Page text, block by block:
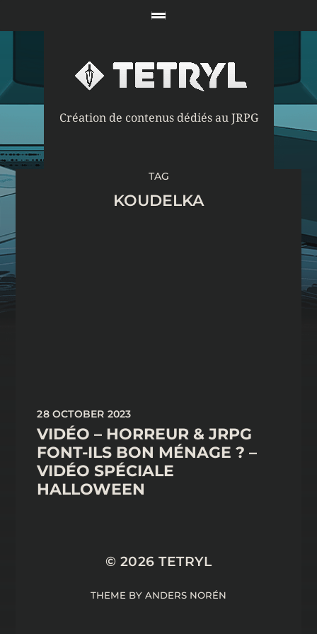
Création de contenus dédiés au JRPG
TAG
KOUDELKA
28 OCTOBER 2023
VIDÉO – HORREUR & JRPG
FONT-ILS BON MÉNAGE ? –
VIDÉO SPÉCIALE
HALLOWEEN
© 2026TETRYL
THEME BY ANDERS NORÉN